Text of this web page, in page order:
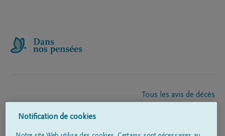
Tous les avis de décès
Entrepreneur de pompes funèbres
Notification de cookies